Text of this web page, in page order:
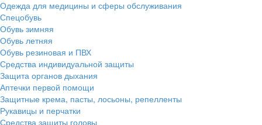
Одежда для медицины и сферы обслуживания
Спецобувь
Обувь зимняя
Обувь летняя
Обувь резиновая и ПВХ
Средства индивидуальной защиты
Защита органов дыхания
Аптечки первой помощи
Защитные крема, пасты, лосьоны, репелленты
Рукавицы и перчатки
Средства защиты головы